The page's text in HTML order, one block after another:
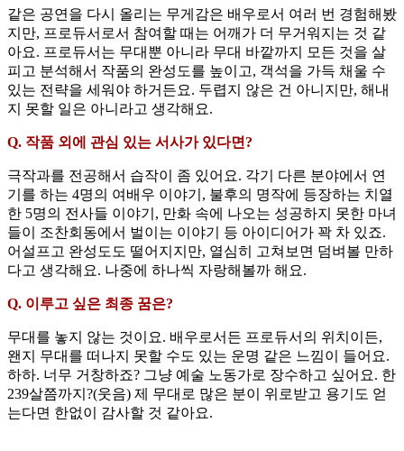
같은 공연을 다시 올리는 무게감은 배우로서 여러 번 경험해봤
지만, 프로듀서로서 참여할 때는 어깨가 더 무거워지는 것 같
아요. 프로듀서는 무대뿐 아니라 무대 바깥까지 모든 것을 살
피고 분석해서 작품의 완성도를 높이고, 객석을 가득 채울 수
있는 전략을 세워야 하거든요. 두렵지 않은 건 아니지만, 해내
지 못할 일은 아니라고 생각해요.
Q. 작품 외에 관심 있는 서사가 있다면?
극작과를 전공해서 습작이 좀 있어요. 각기 다른 분야에서 연
기를 하는 4명의 여배우 이야기, 불후의 명작에 등장하는 치열
한 5명의 전사들 이야기, 만화 속에 나오는 성공하지 못한 마녀
들이 조찬회동에서 벌이는 이야기 등 아이디어가 꽉 차 있죠.
어설프고 완성도도 떨어지지만, 열심히 고쳐보면 덤벼볼 만하
다고 생각해요. 나중에 하나씩 자랑해볼까 해요.
Q. 이루고 싶은 최종 꿈은?
무대를 놓지 않는 것이요. 배우로서든 프로듀서의 위치이든,
왠지 무대를 떠나지 못할 수도 있는 운명 같은 느낌이 들어요.
하하. 너무 거창하죠? 그냥 예술 노동가로 장수하고 싶어요. 한
239살쯤까지?(웃음) 제 무대로 많은 분이 위로받고 용기도 얻
는다면 한없이 감사할 것 같아요.